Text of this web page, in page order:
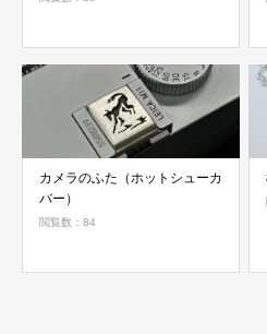
カメラのふた（ホットシューカ
バー）
閲覧数：84